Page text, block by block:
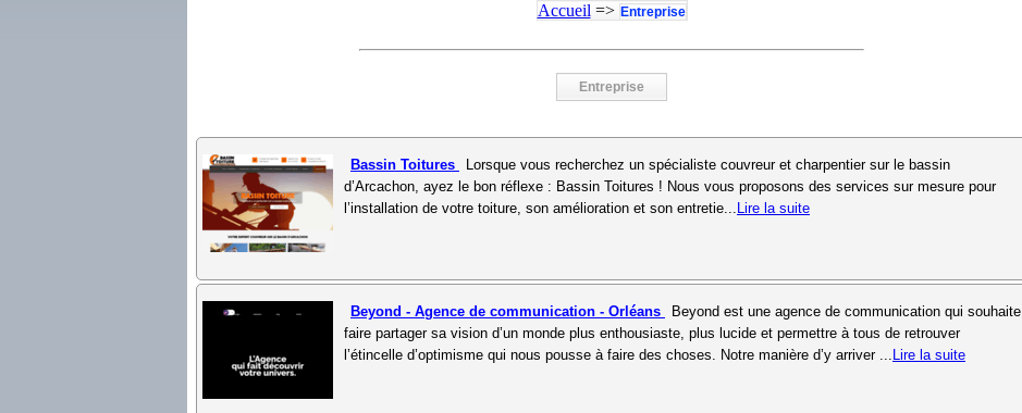
Accueil => Entreprise
Entreprise
Bassin Toitures
Lorsque vous recherchez un spécialiste couvreur et charpentier sur le bassin
d’Arcachon, ayez le bon réflexe : Bassin Toitures ! Nous vous proposons des services sur mesure pour
l’installation de votre toiture, son amélioration et son entretie... Lire la suite
Beyond - Agence de communication - Orléans
Beyond est une agence de communication qui souhaite
faire partager sa vision d’un monde plus enthousiaste, plus lucide et permettre à tous de retrouver
l’étincelle d’optimisme qui nous pousse à faire des choses. Notre manière d’y arriver ... Lire la suite